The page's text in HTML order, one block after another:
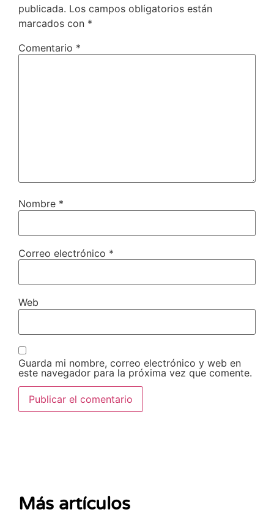
publicada. Los campos obligatorios están
marcados con *
Comentario *
Nombre *
Correo electrónico *
Web
Guarda mi nombre, correo electrónico y web en
este navegador para la próxima vez que comente.
Más artículos